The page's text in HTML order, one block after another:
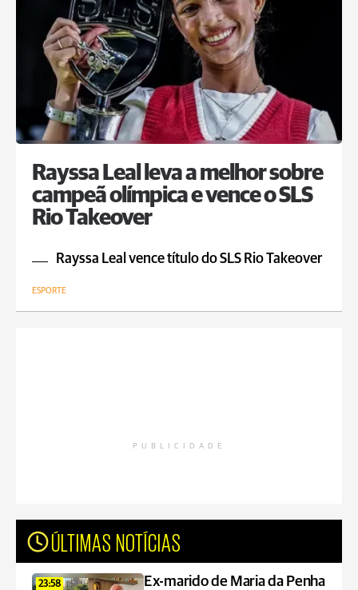
Rayssa Leal leva a melhor sobre
campeã olímpica e vence o SLS
Rio Takeover
Rayssa Leal vence título do SLS Rio Takeover
ESPORTE
PUBLICIDADE
ÚLTIMAS NOTÍCIAS
23:58
Ex-marido de Maria da Penha